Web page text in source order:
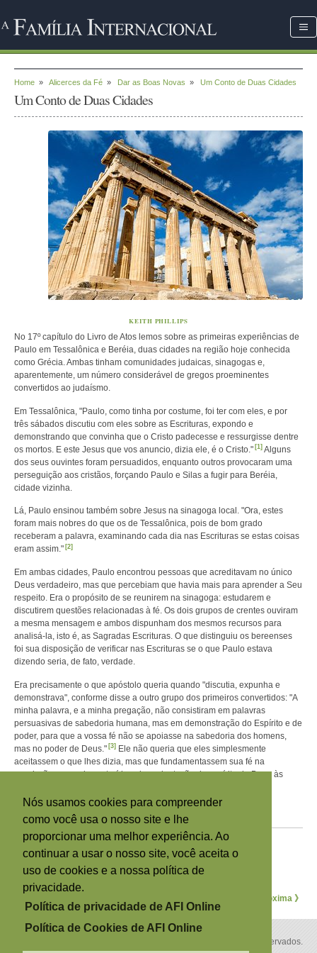
Home » Alicerces da Fé » Dar as Boas Novas » Um Conto de Duas Cidades
Um Conto de Duas Cidades
KEITH PHILLIPS
No 17º capítulo do Livro de Atos lemos sobre as primeiras experiências de
Paulo em Tessalônica e Beréia, duas cidades na região hoje conhecida
como Grécia. Ambas tinham comunidades judaicas, sinagogas e,
aparentemente, um número considerável de gregos proeminentes
convertidos ao judaísmo.
Em Tessalônica, "Paulo, como tinha por costume, foi ter com eles, e por
três sábados discutiu com eles sobre as Escrituras, expondo e
demonstrando que convinha que o Cristo padecesse e ressurgisse dentre
os mortos. E este Jesus que vos anuncio, dizia ele, é o Cristo." [1]Alguns
dos seus ouvintes foram persuadidos, enquanto outros provocaram uma
perseguição aos cristãos, forçando Paulo e Silas a fugir para Beréia,
cidade vizinha.
Lá, Paulo ensinou também sobre Jesus na sinagoga local. "Ora, estes
foram mais nobres do que os de Tessalônica, pois de bom grado
receberam a palavra, examinando cada dia nas Escrituras se estas coisas
eram assim." [2]
Em ambas cidades, Paulo encontrou pessoas que acreditavam no único
Deus verdadeiro, mas que percebiam que havia mais para aprender a Seu
respeito. Era o propósito de se reunirem na sinagoga: estudarem e
discutirem questões relacionadas à fé. Os dois grupos de crentes ouviram
a mesma mensagem e ambos dispunham dos mesmos recursos para
analisá-la, isto é, as Sagradas Escrituras. O que distinguiu os bereenses
foi sua disposição de verificar nas Escrituras se o que Paulo estava
dizendo seria, de fato, verdade.
Era precisamente o que apóstolo queria quando "discutia, expunha e
demonstrava", conforme disse a outro grupo dos primeiros convertidos: "A
minha palavra, e a minha pregação, não consistiram em palavras
persuasivas de sabedoria humana, mas em demonstração do Espírito e de
poder, para que a vossa fé não se apoiasse na sabedoria dos homens,
mas no poder de Deus." [3]Ele não queria que eles simplesmente
aceitassem o que lhes dizia, mas que fundamentassem sua fé na
convicção pessoal construída sob a orientação do espírito de Deus às
Se quiser mais artigos da Revista Contato, visite
Notas de rodapé
Hechos 17: 2-3 NVI.
Próxima 》
Copyright © 2026 por A Família Internacional. Todos os direitos reservados.
Nós usamos cookies para compreender
como você usa o nosso site e lhe
proporcionar uma melhor experiência. Ao
continuar a usar o nosso site, você aceita o
uso de cookies e a nossa política de
privacidade.
Política de privacidade de AFI Online
Política de Cookies de AFI Online